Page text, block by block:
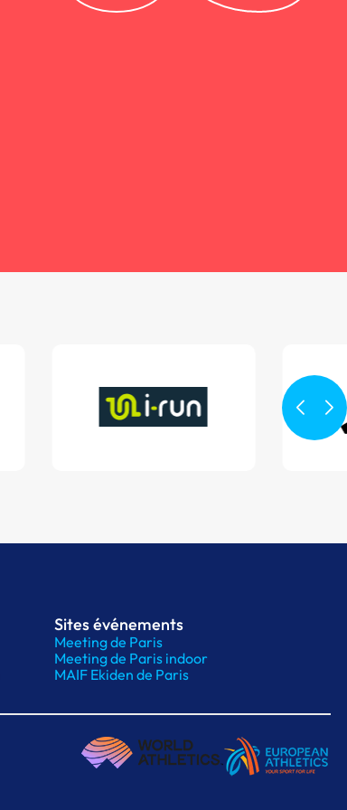
Sites événements
Meeting de Paris
Meeting de Paris indoor
MAIF Ekiden de Paris